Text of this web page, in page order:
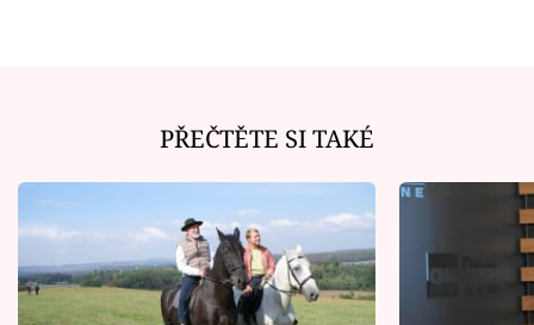
Sledujte nás
PŘEČTĚTE SI TAKÉ